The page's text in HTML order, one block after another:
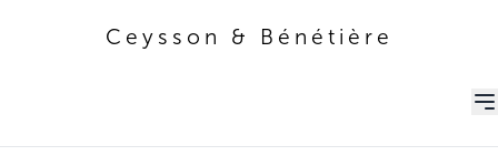
Ceysson & Bénétière